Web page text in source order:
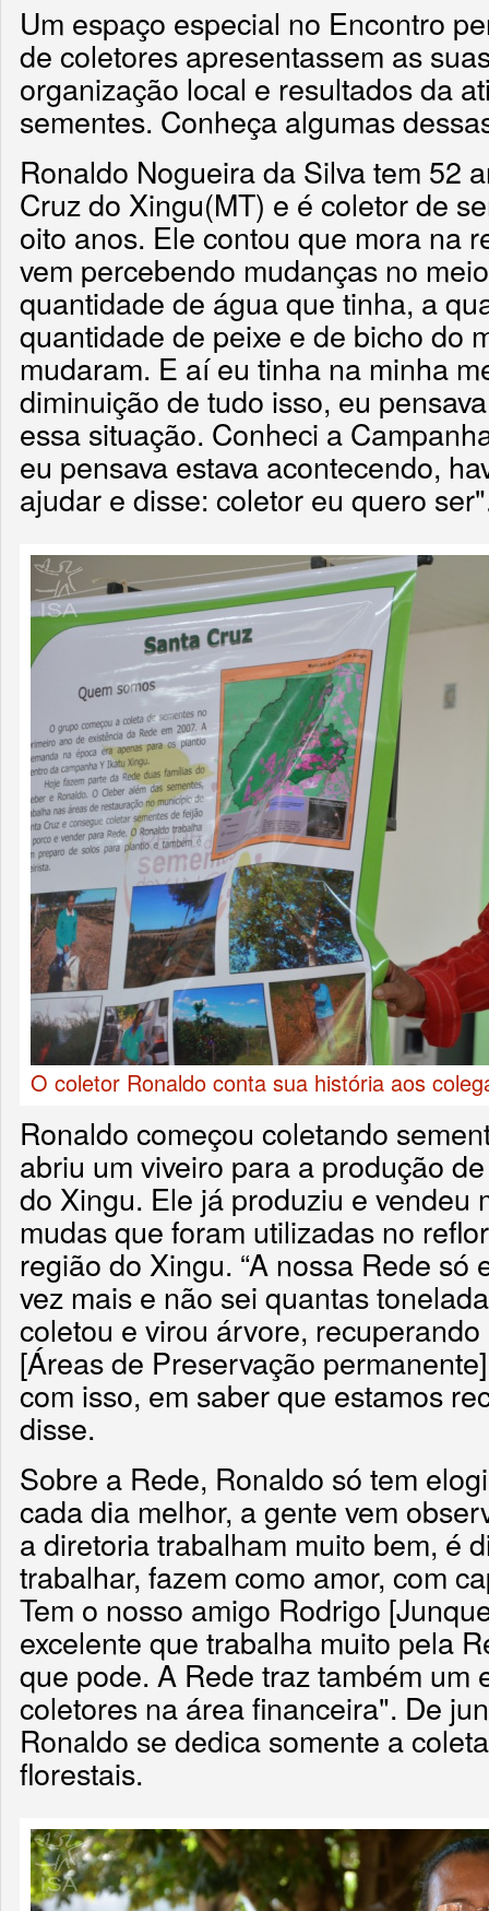
Um espaço especial no Encontro
de coletores apresentassem as
organização local e resultados da
sementes. Conheça algumas
Ronaldo Nogueira da Silva tem 52
Cruz do Xingu(MT) e é coletor de
oito anos. Ele contou que mora na
vem percebendo mudanças no
quantidade de água que tinha, a
quantidade de peixe e de bicho do
mudaram. E aí eu tinha na minha
diminuição de tudo isso, eu
essa situação. Conheci a
eu pensava estava acontecendo,
ajudar e disse: coletor eu quero
O coletor Ronaldo conta sua história aos
Ronaldo começou coletando
abriu um viveiro para a produção
do Xingu. Ele já produziu e vendeu
mudas que foram utilizadas no
região do Xingu. “A nossa Rede só
vez mais e não sei quantas
coletou e virou árvore,
[Áreas de Preservação
com isso, em saber que estamos
disse.
Sobre a Rede, Ronaldo só tem
cada dia melhor, a gente vem
a diretoria trabalham muito bem, é
trabalhar, fazem como amor, com
Tem o nosso amigo Rodrigo
excelente que trabalha muito pela
que pode. A Rede traz também um
coletores na área financeira". De
Ronaldo se dedica somente a
florestais.